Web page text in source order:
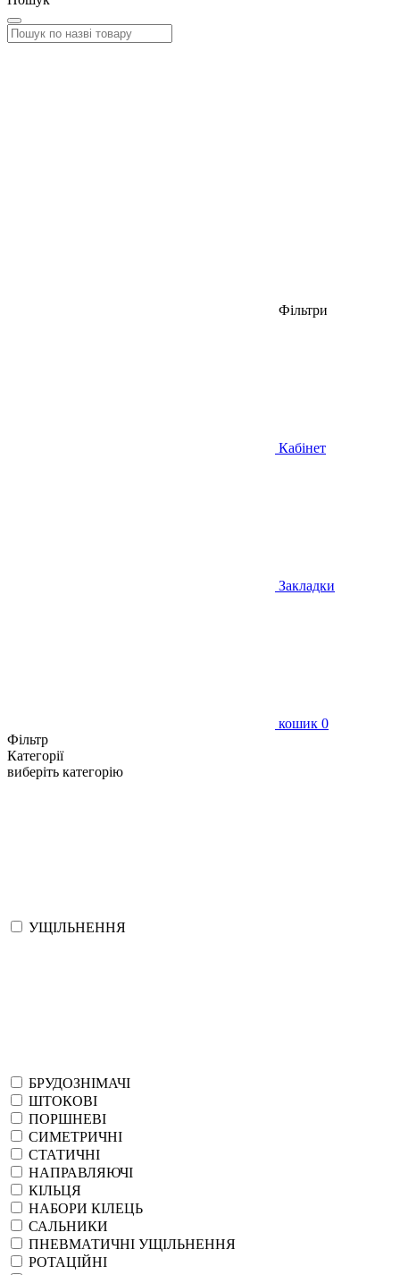
Фільтри
Кабінет
Закладки
кошик 0
Фільтр
Категорії
виберіть категорію
УЩІЛЬНЕННЯ
БРУДОЗНІМАЧІ
ШТОКОВІ
ПОРШНЕВІ
СИМЕТРИЧНІ
СТАТИЧНІ
НАПРАВЛЯЮЧІ
КІЛЬЦЯ
НАБОРИ КІЛЕЦЬ
САЛЬНИКИ
ПНЕВМАТИЧНІ УЩІЛЬНЕННЯ
РОТАЦІЙНІ